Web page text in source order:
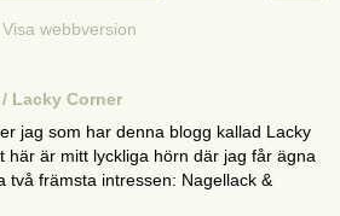
Visa webbversion
/ Lacky Corner
jag som har denna blogg kallad Lacky
här är mitt lyckliga hörn där jag får ägna
två främsta intressen: Nagellack &